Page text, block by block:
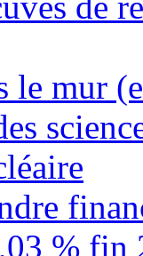
le mur
% fin